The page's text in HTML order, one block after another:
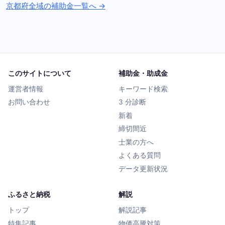
京都府全域の補助金一覧へ →
このサイトについて
運営者情報
お問い合わせ
補助金・助成金
キーワード検索
3 分診断
新着
締切間近
士業の方へ
よくある質問
データ更新状況
ふるさと納税
トップ
特集記事
解説
解説記事
物価高騰対策